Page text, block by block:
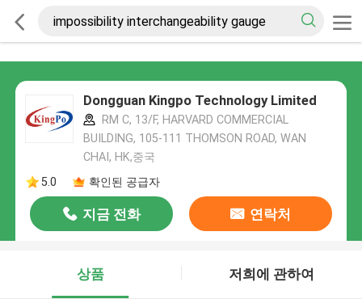
Dongguan Kingpo Technology Limited
RM C, 13/F, HARVARD COMMERCIAL
BUILDING, 105-111 THOMSON ROAD, WAN
CHAI, HK,중국
5.0
확인된 공급자
지금 전화 연락처
상품 저희에 관하여